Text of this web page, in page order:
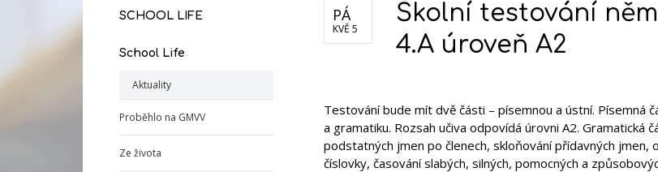
SCHOOL LIFE
School Life
Aktuality
Proběhlo na GMVV
Ze života
PÁ
KVĚ 5
Školní testování
4.A úroveň A2
Testování bude mít dvě části – písemnou a ústní.
a gramatiku. Rozsah učiva odpovídá úrovni A2. Gramatická
podstatných jmen po členech, skloňování přídavných jmen,
číslovky, časování slabých, silných, pomocných a